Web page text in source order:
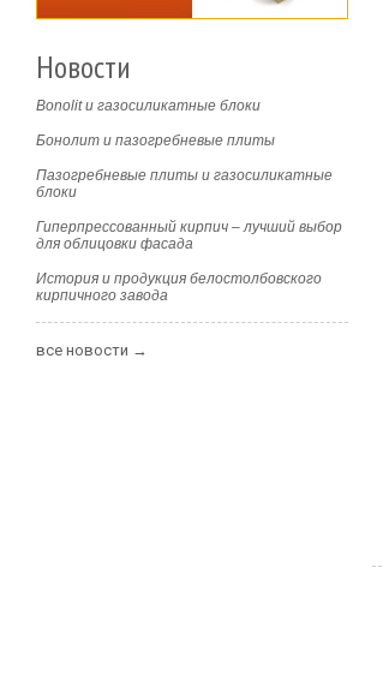
Новости
Bonolit и газосиликатные блоки
Бонолит и пазогребневые плиты
Пазогребневые плиты и газосиликатные
блоки
Гиперпрессованный кирпич – лучший выбор
для облицовки фасада
История и продукция белостолбовского
кирпичного завода
все новости →